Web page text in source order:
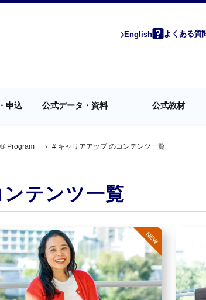
English よくある質
申込 公式データ・資料 公式教材
Program › # キャリアアップ のコンテンツ一覧
テンツ一覧